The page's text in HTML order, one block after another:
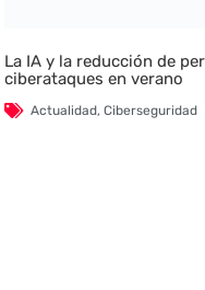
La IA y la reducción de
ciberataques en verano
Actualidad,Ciberseguridad